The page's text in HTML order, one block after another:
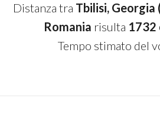
Distanza tra Tbilisi, Georgia
Romania risulta 1732
Tempo stimato del